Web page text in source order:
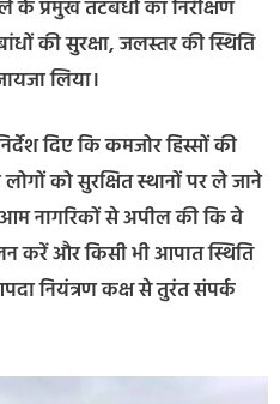
के प्रमुख तटबंधों का निरीक्षण
की सुरक्षा, जलस्तर की स्थिति
लिया।
दिए कि कमजोर हिस्सों की
को सुरक्षित स्थानों पर ले जाने
आम नागरिकों से अपील की कि वे
करें और किसी भी आपात स्थिति
नियंत्रण कक्ष से तुरंत संपर्क